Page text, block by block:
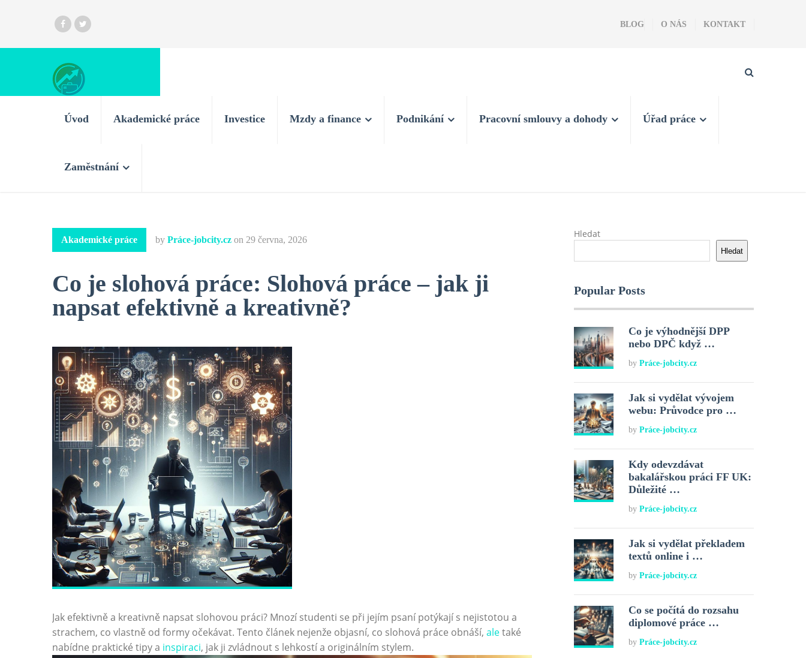
BLOG O NÁS KONTAKT
Úvod Akademické práce Investice Mzdy a finance Podnikání Pracovní smlouvy a dohody Úřad práce
Zaměstnání
Akademické práce by Práce-jobcity.cz on 29 června, 2026
Co je slohová práce: Slohová práce – jak ji
napsat efektivně a kreativně?
Jak efektivně a kreativně napsat slohovou práci? Mnozí studenti se při jejím psaní potýkají s nejistotou a
strachem, co vlastně od formy očekávat. Tento‌ článek nejenže objasní, co slohová práce obnáší, aletaké
nabídne praktické tipy a inspiraci, jak ji zvládnout s lehkostí a originálním stylem.
Hledat
Hledat
Popular Posts
Co je výhodnější DPP
nebo DPČ když …
byPráce-jobcity.cz
Jak si vydělat vývojem
webu: Průvodce pro …
byPráce-jobcity.cz
Kdy odevzdávat
bakalářskou práci FF UK:
Důležité …
byPráce-jobcity.cz
Jak si vydělat překladem
textů online i …
byPráce-jobcity.cz
Co se počítá do rozsahu
diplomové práce …
byPráce-jobcity.cz